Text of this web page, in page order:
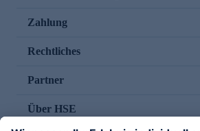
Zahlung
Rechtliches
Partner
Über HSE